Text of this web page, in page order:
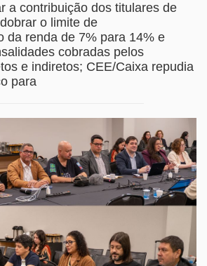
a contribuição dos titulares de
o limite de
da renda de 7% para 14% e
cobradas pelos
e indiretos; CEE/Caixa repudia
para